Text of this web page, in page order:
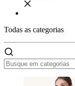
Todas as categorias